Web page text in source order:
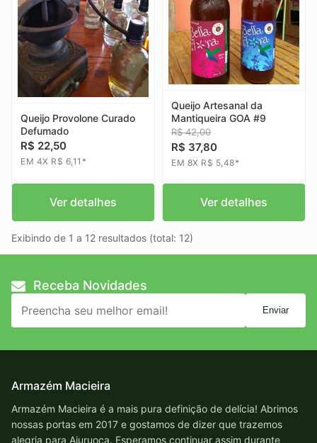
Queijo Provolone Curado
Defumado
R$ 22,50
EM 4X R$ 6,11*
Ver detalhes
Queijo Artesanal da
Mantiqueira GOA #9
R$ 42,00
R$ 37,80
EM 8X R$ 5,48*
Ver detalhes
Exibindo de 1 a 12 resultados (total: 12)
Receba Novidades
Enviar
Armazém Macieira
Armazém Macieira é a mais pura definição de delícia! Abrimos
nossas portas em 2017 e gostamos de dizer que trazemos
alegria para Aiuruoca. Esperamos continuar assim durante